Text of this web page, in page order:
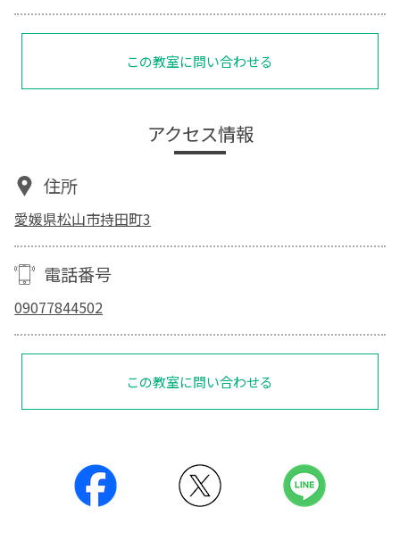
この教室に問い合わせる
アクセス情報
住所
愛媛県松山市持田町3
電話番号
09077844502
この教室に問い合わせる